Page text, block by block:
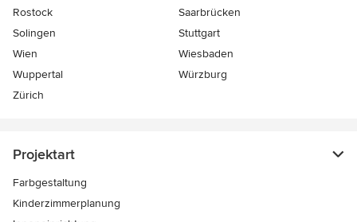
Rostock
Saarbrücken
Solingen
Stuttgart
Wien
Wiesbaden
Wuppertal
Würzburg
Zürich
Projektart
Farbgestaltung
Kinderzimmerplanung